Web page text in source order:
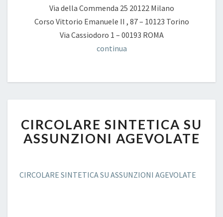
Via della Commenda 25 20122 Milano
Corso Vittorio Emanuele II , 87 – 10123 Torino
Via Cassiodoro 1 – 00193 ROMA
continua
SINTETICA
SU
ASSUNZIONI
CIRCOLARE SINTETICA SU
ASSUNZIONI AGEVOLATE
CIRCOLARE SINTETICA SU ASSUNZIONI AGEVOLATE